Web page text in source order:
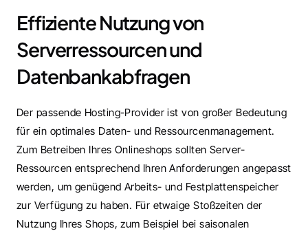
Effiziente Nutzung von
Serverressourcen und
Datenbankabfragen
Der passende Hosting-Provider ist von großer Bedeutung
für ein optimales Daten- und Ressourcenmanagement.
Zum Betreiben Ihres Onlineshops sollten Server-
Ressourcen entsprechend Ihren Anforderungen angepasst
werden, um genügend Arbeits- und Festplattenspeicher
zur Verfügung zu haben. Für etwaige Stoßzeiten der
Nutzung Ihres Shops, zum Beispiel bei saisonalen